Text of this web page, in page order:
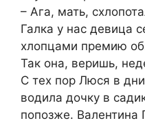
– Ага, мать,
Галка у нас девица
хлопцами премию
Так она, веришь,
С тех пор Люся в
водила дочку в
попозже. Валентина